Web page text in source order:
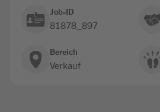
Job-ID
81878_897
Bereich
Verkauf